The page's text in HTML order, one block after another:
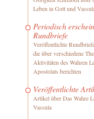
Leben in Gott und
Periodisch
Rundbriefe
Veröffentlichte
die über verschiedene
Aktivitäten des Wahren
Apostolats berichten
Veröffentlichte
Artikel über Das Wahre
Vassula